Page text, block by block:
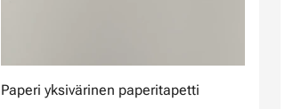
Paperi yksivärinen paperitapetti